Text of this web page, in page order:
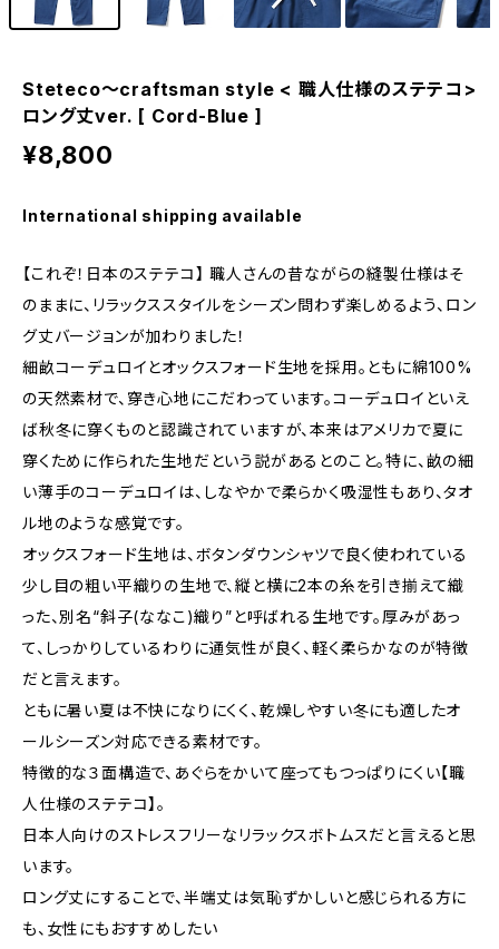
Steteco〜craftsman style < 職人仕様のステテコ>
ロング丈ver. [ Cord-Blue ]
¥8,800
International shipping available
【これぞ！日本のステテコ】 職人さんの昔ながらの縫製仕様はそ
のままに、リラックススタイルをシーズン問わず楽しめるよう、ロン
グ丈バージョンが加わりました！
細畝コーデュロイとオックスフォード生地を採用。ともに綿100%
の天然素材で、穿き心地にこだわっています。コーデュロイといえ
ば秋冬に穿くものと認識されていますが、本来はアメリカで夏に
穿くために作られた生地だという説があるとのこと。特に、畝の細
い薄手のコーデュロイは、しなやかで柔らかく吸湿性もあり、タオ
ル地のような感覚です。
オックスフォード生地は、ボタンダウンシャツで良く使われている
少し目の粗い平織りの生地で、縦と横に2本の糸を引き揃えて織
った、別名“斜子(ななこ)織り”と呼ばれる生地です。厚みがあっ
て、しっかりしているわりに通気性が良く、軽く柔らかなのが特徴
だと言えます。
ともに暑い夏は不快になりにくく、乾燥しやすい冬にも適したオ
ールシーズン対応できる素材です。
特徴的な３面構造で、あぐらをかいて座ってもつっぱりにくい【職
人仕様のステテコ】。
日本人向けのストレスフリーなリラックスボトムスだと言えると思
います。
ロング丈にすることで、半端丈は気恥ずかしいと感じられる方に
も、女性にもおすすめしたい